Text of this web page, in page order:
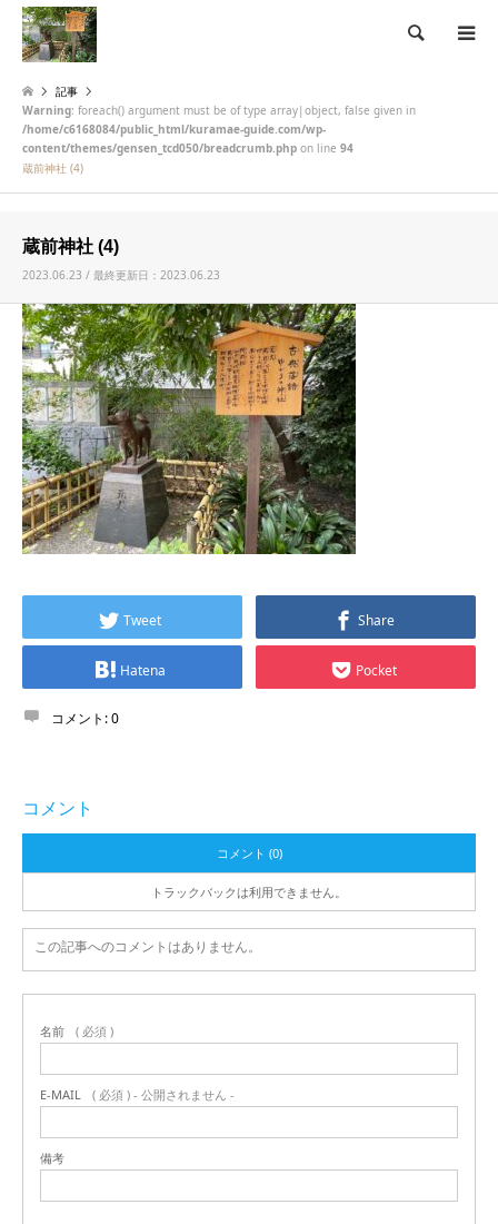
検索
記事
Warning: foreach() argument must be of type array|object, false given in
/home/c6168084/public_html/kuramae-guide.com/wp-
content/themes/gensen_tcd050/breadcrumb.php on line 94
蔵前神社 (4)
蔵前神社 (4)
2023.06.23 / 最終更新日：2023.06.23
Tweet Share
Hatena Pocket
コメント:0
コメント
コメント (0)
トラックバックは利用できません。
この記事へのコメントはありません。
名前 ( 必須 )
E-MAIL ( 必須 ) - 公開されません -
備考